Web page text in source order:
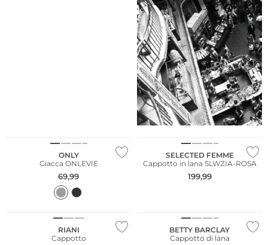
ONLY
Giacca ONLEVIE
69,99
NUOVO
SELECTED FEMME
Cappotto in lana SLWZIA-ROSA
199,99
RIANI
Cappotto
BETTY BARCLAY
Cappotto di lana